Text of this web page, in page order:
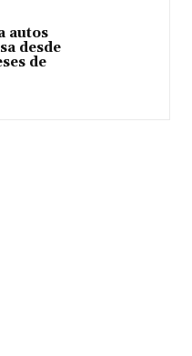
autos
desde
de